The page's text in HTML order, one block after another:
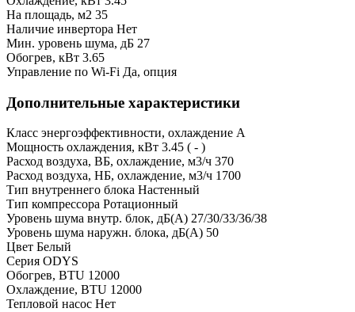
На площадь, м2 35
Наличие инвертора Нет
Мин. уровень шума, дБ 27
Обогрев, кВт 3.65
Управление по Wi-Fi Да, опция
Дополнительные характеристики
Класс энергоэффективности, охлаждение A
Мощность охлаждения, кВт 3.45 ( - )
Расход воздуха, ВБ, охлаждение, м3/ч 370
Расход воздуха, НБ, охлаждение, м3/ч 1700
Тип внутреннего блока Настенный
Тип компрессора Ротационный
Уровень шума внутр. блок, дБ(А) 27/30/33/36/38
Уровень шума наружн. блока, дБ(А) 50
Цвет Белый
Серия ODYS
Обогрев, BTU 12000
Охлаждение, BTU 12000
Тепловой насос Нет